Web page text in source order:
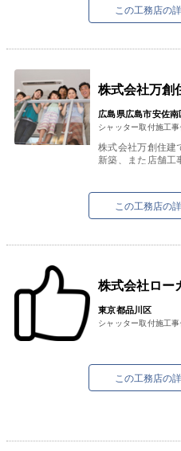
この工務店の
株式会社万創
広島県広島市安佐南
シャッター取付施工事
株式会社万創住建
新築、また店舗工
この工務店の
株式会社ロー
東京都品川区
シャッター取付施工事
この工務店の